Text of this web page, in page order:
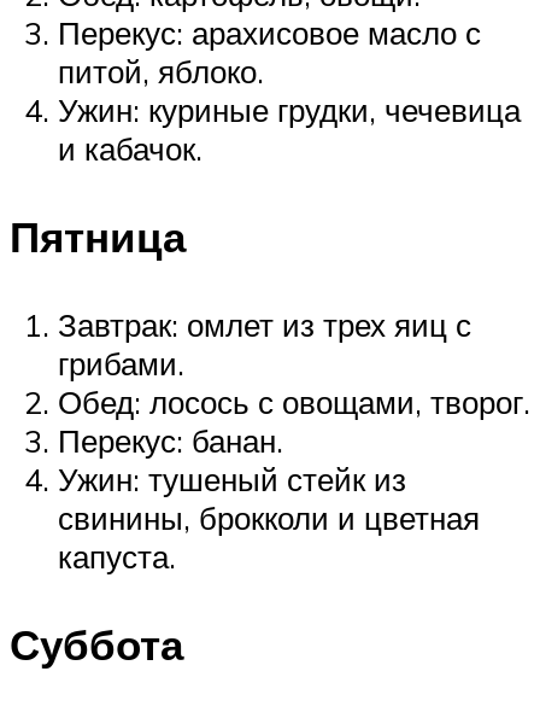
Перекус: арахисовое масло с
питой, яблоко.
Ужин: куриные грудки, чечевица
и кабачок.
Пятница
Завтрак: омлет из трех яиц с
грибами.
Обед: лосось с овощами, творог.
Перекус: банан.
Ужин: тушеный стейк из
свинины, брокколи и цветная
капуста.
Суббота